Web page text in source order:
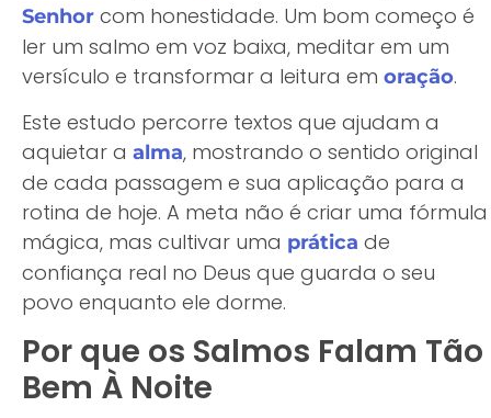
Senhor com honestidade. Um bom começo é
ler um salmo em voz baixa, meditar em um
versículo e transformar a leitura em oração.
Este estudo percorre textos que ajudam a
aquietar a alma, mostrando o sentido original
de cada passagem e sua aplicação para a
rotina de hoje. A meta não é criar uma fórmula
mágica, mas cultivar uma prática de
confiança real no Deus que guarda o seu
povo enquanto ele dorme.
Por que os Salmos Falam Tão
Bem À Noite